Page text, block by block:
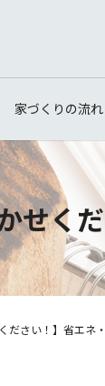
家づくりの流れ
せ
ださい！】省エネ